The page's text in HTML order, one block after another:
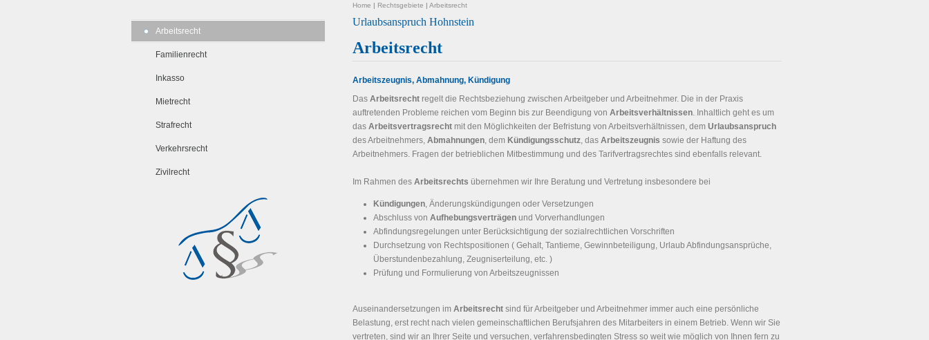
Arbeitsrecht
Familienrecht
Inkasso
Mietrecht
Strafrecht
Verkehrsrecht
Zivilrecht
Home | Rechtsgebiete | Arbeitsrecht
Urlaubsanspruch Hohnstein
Arbeitsrecht
Arbeitszeugnis, Abmahnung, Kündigung
Das Arbeitsrecht regelt die Rechtsbeziehung zwischen Arbeitgeber und Arbeitnehmer. Die in der Praxis
auftretenden Probleme reichen vom Beginn bis zur Beendigung von Arbeitsverhältnissen. Inhaltlich geht es um
das Arbeitsvertragsrecht mit den Möglichkeiten der Befristung von Arbeitsverhältnissen, dem Urlaubsanspruch
des Arbeitnehmers, Abmahnungen, dem Kündigungsschutz, das Arbeitszeugnis sowie der Haftung des
Arbeitnehmers. Fragen der betrieblichen Mitbestimmung und des Tarifvertragsrechtes sind ebenfalls relevant.
Im Rahmen des Arbeitsrechts übernehmen wir Ihre Beratung und Vertretung insbesondere bei
Kündigungen, Änderungskündigungen oder Versetzungen
Abschluss von Aufhebungsverträgen und Vorverhandlungen
Abfindungsregelungen unter Berücksichtigung der sozialrechtlichen Vorschriften
Durchsetzung von Rechtspositionen ( Gehalt, Tantieme, Gewinnbeteiligung, Urlaub Abfindungsansprüche,
Überstundenbezahlung, Zeugniserteilung, etc. )
Prüfung und Formulierung von Arbeitszeugnissen
Auseinandersetzungen im Arbeitsrecht sind für Arbeitgeber und Arbeitnehmer immer auch eine persönliche
Belastung, erst recht nach vielen gemeinschaftlichen Berufsjahren des Mitarbeiters in einem Betrieb. Wenn wir Sie
vertreten, sind wir an Ihrer Seite und versuchen, verfahrensbedingten Stress so weit wie möglich von Ihnen fern zu